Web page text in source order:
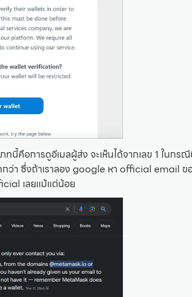
ทนี้คือการดูอีเมลผู้ส่ง จะเห็นได้จากเลข 1 ในกร
ว่า ซึ่งถ้าเราลอง google หา official email ข
เลยแม้แต่น้อย